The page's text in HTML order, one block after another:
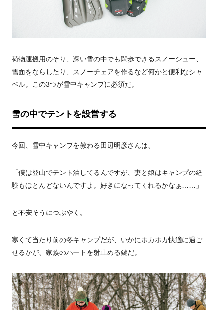
荷物運搬用のそり、深い雪の中でも闊歩できるスノーシュー、
雪面をならしたり、スノーチェアを作るなど何かと便利なシャ
ベル。この3つが雪中キャンプに必須だ。
雪の中でテントを設営する
今回、雪中キャンプを教わる田辺明彦さんは、
「僕は登山でテント泊してるんですが、妻と娘はキャンプの経
験もほとんどないんですよ。好きになってくれるかなぁ……」
と不安そうにつぶやく。
寒くて当たり前の冬キャンプだが、いかにポカポカ快適に過ご
せるかが、家族のハートを射止める鍵だ。